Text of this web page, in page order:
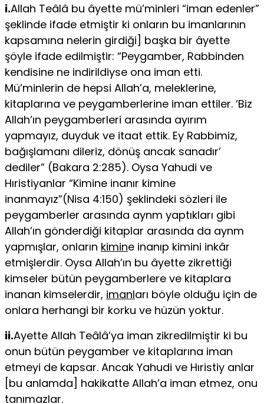
i.Allah Teâlâ bu âyette mü’minleri “iman edenler”
şeklinde ifade etmiştir ki onların bu imanlarının
kapsamına nelerin girdiği] başka bir âyette
şöyle ifa­de edilmiştir: “Peygamber, Rabbinden
kendisine ne indirildiyse ona iman etti.
Mü’minlerin de hepsi Allah’a, meleklerine,
kitaplarına ve peygamberlerine iman ettiler. ‘Biz
Allah’ın peygamberleri arasında ayırım
yapmayız, duyduk ve ita­at ettik. Ey Rabbimiz,
bağışlamanı dileriz, dönüş ancak sanadır’
dediler” (Ba­kara 2:285). Oysa Yahudi ve
Hıristiyanlar “Kimine inanır kimine
inanmayız”(Nisa 4:150) şeklindeki sözleri ile
peygamberler arasında aynm yaptıkları gibi
Allah’ın gönderdiği kitaplar arasında da aynm
yapmışlar, onların kimine ina­nıp kimini inkâr
etmişlerdir. Oysa Allah’ın bu âyette zikrettiği
kimseler bütün peygamberlere ve kitaplara
inanan kimselerdir, imanları böyle olduğu için de
onlara herhangi bir korku ve hüzün yoktur.
ii.Ayette Allah Teâlâ’ya iman zikredilmiştir ki bu
onun bütün peygamber ve kitaplarına iman
etmeyi de kapsar. Ancak Yahudi ve Hıristiy anlar
[bu anlamda] hakikatte Allah’a iman etmez, onu
tanımazlar.